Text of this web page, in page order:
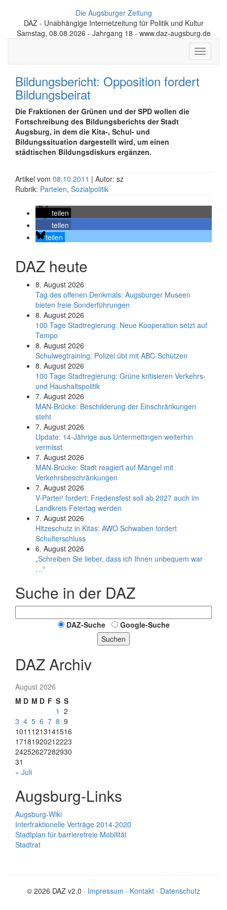
Die Augsburger Zeitung
DAZ - Unabhängige Internetzeitung für Politik und Kultur
Samstag, 08.08.2026 - Jahrgang 18 - www.daz-augsburg.de
Toggle
Bildungsbericht: Opposition fordert
Bildungsbeirat
Die Fraktionen der Grünen und der SPD wollen die
Fortschreibung des Bildungsberichts der Stadt
Augsburg, in dem die Kita-, Schul- und
Bildungssituation dargestellt wird, um einen
städtischen Bildungsdiskurs ergänzen.
Artikel vom 08.10.2011 | Autor: sz
Rubrik: Parteien, Sozialpolitik
teilen
teilen
teilen
DAZ heute
8. August 2026
Tag des offenen Denkmals: Augsburger Museen
bieten freie Sonderführungen
8. August 2026
100 Tage Stadtregierung: Neue Kooperation setzt auf
Tempo
8. August 2026
Schul­weg­trai­ning: Poli­zei übt mit ABC-Schüt­zen
8. August 2026
100 Tage Stadtregierung: Grüne kritisieren Verkehrs-
und Haushaltspolitik
7. August 2026
MAN-Brücke: Beschilderung der Einschränkungen
steht
7. August 2026
Update: 14-Jährige aus Untermeitingen weiterhin
vermisst
7. August 2026
MAN-Brücke: Stadt reagiert auf Mängel mit
Verkehrsbeschränkungen
7. August 2026
V-Partei­³ fordert: Friedens­fest soll ab 2027 auch im
Land­kreis Feier­tag werden
7. August 2026
Hitzeschutz in Kitas: AWO Schwaben fordert
Schulterschluss
6. August 2026
„Schreiben Sie lieber, dass ich Ihnen unbequem war
…“
Suche in der DAZ
DAZ-Suche
Google-Suche
Suchen
DAZ Archiv
August 2026
M D M D F S S
1 2
3 4 5 6 7 8 9
1011 1213141516
17181920212223
24252627282930
31
« Juli
Augsburg-Links
Augsburg-Wiki
Interfraktionelle Verträge 2014-2020
Stadtplan für barrierefreie Mobilität
Stadtrat
© 2026 DAZ v2.0 · Impressum · Kontakt · Datenschutz